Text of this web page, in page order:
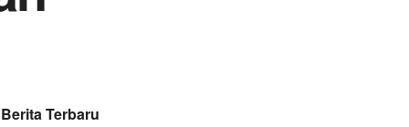
Berita Terbaru